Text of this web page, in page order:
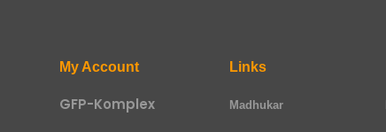
My Account
GFP-Komplex
Links
Madhukar